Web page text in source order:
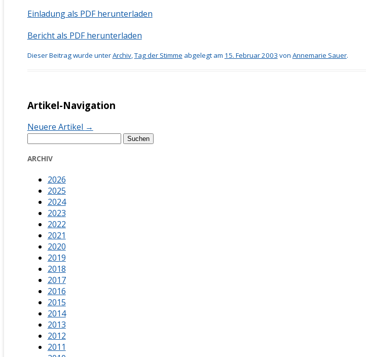
Einladung als PDF herunterladen
Bericht als PDF herunterladen
Dieser Beitrag wurde unterArchiv,Tag der Stimme abgelegt am 15. Februar 2003 von Annemarie Sauer.
Artikel-Navigation
Neuere Artikel →
Suchen
ARCHIV
2026
2025
2024
2023
2022
2021
2020
2019
2018
2017
2016
2015
2014
2013
2012
2011